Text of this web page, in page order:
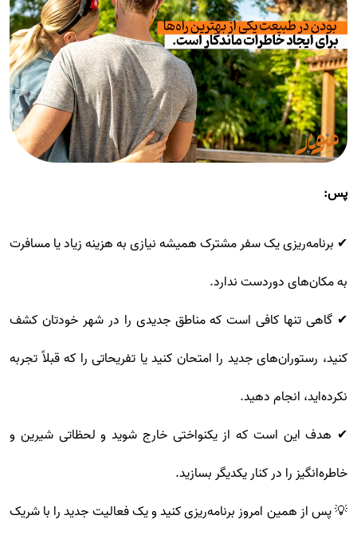
پس:
✔ برنامه‌ریزی یک سفر مشترک همیشه نیازی به هزینه زیاد یا مسافرت
به مکان‌های دوردست ندارد.
✔ گاهی تنها کافی است که مناطق جدیدی را در شهر خودتان کشف
کنید، رستوران‌های جدید را امتحان کنید یا تفریحاتی را که قبلاً تجربه
نکرده‌اید، انجام دهید.
✔ هدف این است که از یکنواختی خارج شوید و لحظاتی شیرین و
خاطره‌انگیز را در کنار یکدیگر بسازید.
💡 پس از همین امروز برنامه‌ریزی کنید و یک فعالیت جدید را با شریک